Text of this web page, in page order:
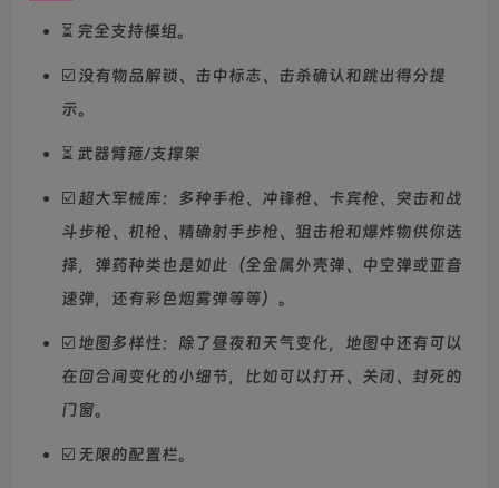
⏳ 完全支持模组。
☑️ 没有物品解锁、击中标志、击杀确认和跳出得分提
示。
⏳ 武器臂箍/支撑架
☑️ 超大军械库：多种手枪、冲锋枪、卡宾枪、突击和战
斗步枪、机枪、精确射手步枪、狙击枪和爆炸物供你选
择，弹药种类也是如此（全金属外壳弹、中空弹或亚音
速弹，还有彩色烟雾弹等等）。
☑️ 地图多样性：除了昼夜和天气变化，地图中还有可以
在回合间变化的小细节，比如可以打开、关闭、封死的
门窗。
☑️ 无限的配置栏。